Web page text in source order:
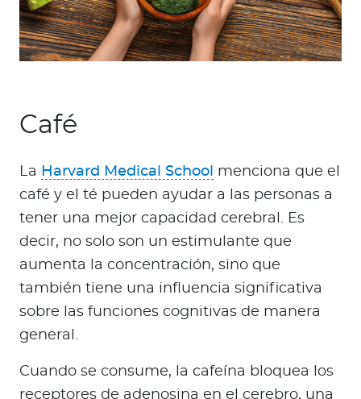
Café
La Harvard Medical School
menciona que el
café y el té pueden ayudar a las personas a
tener una mejor capacidad cerebral. Es
decir, no solo son un estimulante que
aumenta la concentración, sino que
también tiene una influencia significativa
sobre las funciones cognitivas de manera
general.
Cuando se consume, la cafeína bloquea los
receptores de adenosina en el cerebro, una